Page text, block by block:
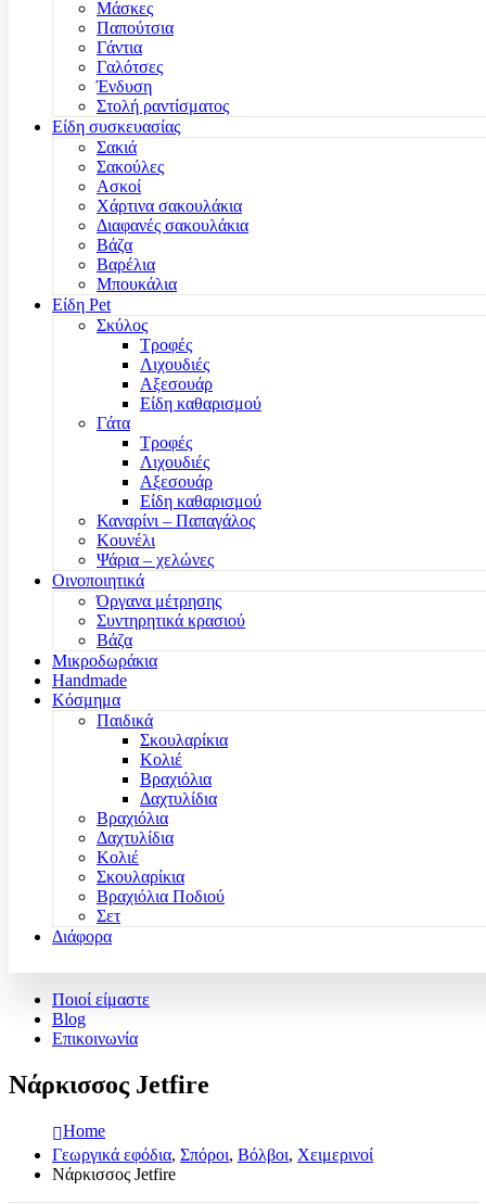
Μάσκες
Παπούτσια
Γάντια
Γαλότσες
Ένδυση
Στολή ραντίσματος
Είδη συσκευασίας
Σακιά
Σακούλες
Ασκοί
Χάρτινα σακουλάκια
Διαφανές σακουλάκια
Βάζα
Βαρέλια
Μπουκάλια
Είδη Pet
Σκύλος
Τροφές
Λιχουδιές
Αξεσουάρ
Είδη καθαρισμού
Γάτα
Τροφές
Λιχουδιές
Αξεσουάρ
Είδη καθαρισμού
Καναρίνι – Παπαγάλος
Κουνέλι
Ψάρια – χελώνες
Οινοποιητικά
Όργανα μέτρησης
Συντηρητικά κρασιού
Βάζα
Μικροδωράκια
Handmade
Κόσμημα
Παιδικά
Σκουλαρίκια
Κολιέ
Βραχιόλια
Δαχτυλίδια
Βραχιόλια
Δαχτυλίδια
Κολιέ
Σκουλαρίκια
Βραχιόλια Ποδιού
Σετ
Διάφορα
Ποιοί είμαστε
Blog
Επικοινωνία
Νάρκισσος Jetfire
Home
Γεωργικά εφόδια, Σπόροι, Βόλβοι, Χειμερινοί
Νάρκισσος Jetfire